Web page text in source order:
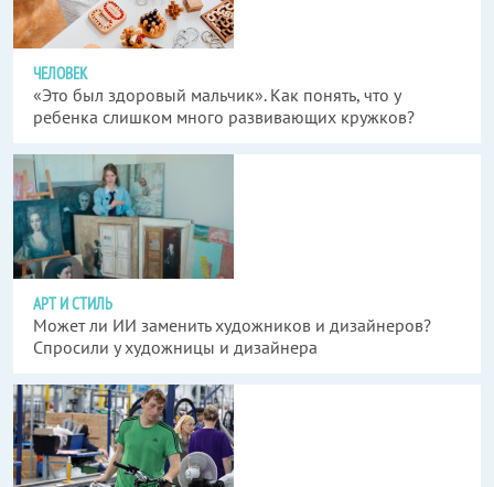
ЧЕЛОВЕК
«Это был здоровый мальчик». Как понять, что у
ребенка слишком много развивающих кружков?
АРТ И СТИЛЬ
Может ли ИИ заменить художников и дизайнеров?
Спросили у художницы и дизайнера